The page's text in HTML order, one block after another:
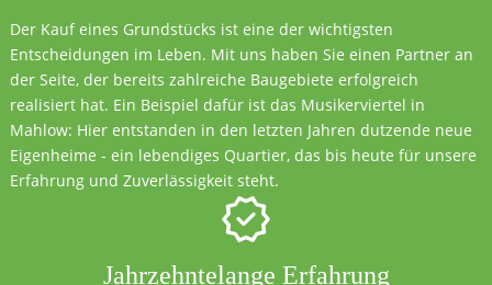
Der Kauf eines Grundstücks ist eine der wichtigsten
Entscheidungen im Leben. Mit uns haben Sie einen Partner an
der Seite, der bereits zahlreiche Baugebiete erfolgreich
realisiert hat. Ein Beispiel dafür ist das Musikerviertel in
Mahlow: Hier entstanden in den letzten Jahren dutzende neue
Eigenheime - ein lebendiges Quartier, das bis heute für unsere
Erfahrung und Zuverlässigkeit steht.
Jahrzehntelange Erfahrung